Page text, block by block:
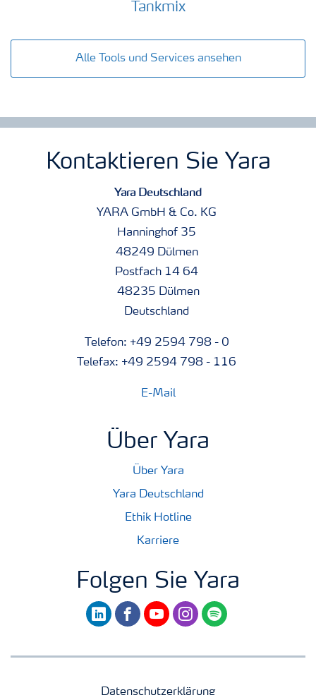
Tankmix
Alle Tools und Services ansehen
Kontaktieren Sie Yara
Yara Deutschland
YARA GmbH & Co. KG
Hanninghof 35
48249 Dülmen
Postfach 14 64
48235 Dülmen
Deutschland
Telefon: +49 2594 798 - 0
Telefax: +49 2594 798 - 116
E-Mail
Über Yara
Über Yara
Yara Deutschland
Ethik Hotline
Karriere
Folgen Sie Yara
linkedinfacebookyoutubeinstagram
spotify
Datenschutzerklärung